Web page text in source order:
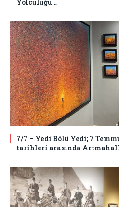
Yolculuğu…
7/7 – Yedi Bölü Yedi; 7
tarihleri arasında Artmahall